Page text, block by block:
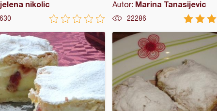
jelena nikolic Autor: Marina Tanasijevic
22286